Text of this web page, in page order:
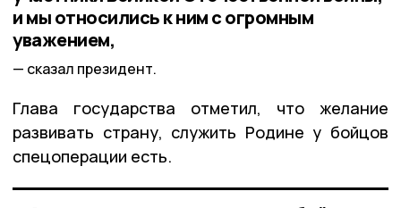
и мы относились к ним с огромным
уважением,
сказал президент.
Глава государства отметил, что желание
развивать страну, служить Родине у бойцов
спецоперации есть.